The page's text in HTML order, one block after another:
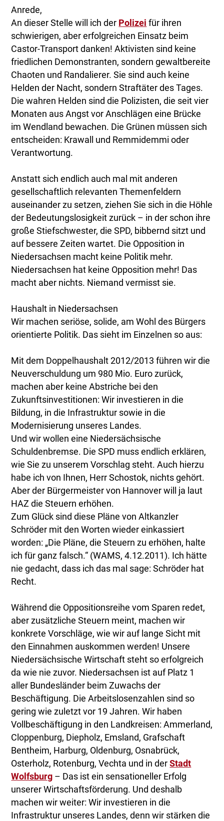
Anrede,
An dieser Stelle will ich der Polizei für ihren
schwierigen, aber erfolgreichen Einsatz beim
Castor-Transport danken! Aktivisten sind keine
friedlichen Demonstranten, sondern gewaltbereite
Chaoten und Randalierer. Sie sind auch keine
Helden der Nacht, sondern Straftäter des Tages.
Die wahren Helden sind die Polizisten, die seit vier
Monaten aus Angst vor Anschlägen eine Brücke
im Wendland bewachen. Die Grünen müssen sich
entscheiden: Krawall und Remmidemmi oder
Verantwortung.
Anstatt sich endlich auch mal mit anderen
gesellschaftlich relevanten Themenfeldern
auseinander zu setzen, ziehen Sie sich in die Höhle
der Bedeutungslosigkeit zurück – in der schon ihre
große Stiefschwester, die SPD, bibbernd sitzt und
auf bessere Zeiten wartet. Die Opposition in
Niedersachsen macht keine Politik mehr.
Niedersachsen hat keine Opposition mehr! Das
macht aber nichts. Niemand vermisst sie.
Haushalt in Niedersachsen
Wir machen seriöse, solide, am Wohl des Bürgers
orientierte Politik. Das sieht im Einzelnen so aus:
Mit dem Doppelhaushalt 2012/2013 führen wir die
Neuverschuldung um 980 Mio. Euro zurück,
machen aber keine Abstriche bei den
Zukunftsinvestitionen: Wir investieren in die
Bildung, in die Infrastruktur sowie in die
Modernisierung unseres Landes.
Und wir wollen eine Niedersächsische
Schuldenbremse. Die SPD muss endlich erklären,
wie Sie zu unserem Vorschlag steht. Auch hierzu
habe ich von Ihnen, Herr Schostok, nichts gehört.
Aber der Bürgermeister von Hannover will ja laut
HAZ die Steuern erhöhen.
Zum Glück sind diese Pläne von Altkanzler
Schröder mit den Worten wieder einkassiert
worden: „Die Pläne, die Steuern zu erhöhen, halte
ich für ganz falsch.“ (WAMS, 4.12.2011). Ich hätte
nie gedacht, dass ich das mal sage: Schröder hat
Recht.
Während die Oppositionsreihe vom Sparen redet,
aber zusätzliche Steuern meint, machen wir
konkrete Vorschläge, wie wir auf lange Sicht mit
den Einnahmen auskommen werden! Unsere
Niedersächsische Wirtschaft steht so erfolgreich
da wie nie zuvor. Niedersachsen ist auf Platz 1
aller Bundesländer beim Zuwachs der
Beschäftigung. Die Arbeitslosenzahlen sind so
gering wie zuletzt vor 19 Jahren. Wir haben
Vollbeschäftigung in den Landkreisen: Ammerland,
Cloppenburg, Diepholz, Emsland, Grafschaft
Bentheim, Harburg, Oldenburg, Osnabrück,
Osterholz, Rotenburg, Vechta und in derStadt
Wolfsburg – Das ist ein sensationeller Erfolg
unserer Wirtschaftsförderung. Und deshalb
machen wir weiter: Wir investieren in die
Infrastruktur unseres Landes, denn wir stärken die